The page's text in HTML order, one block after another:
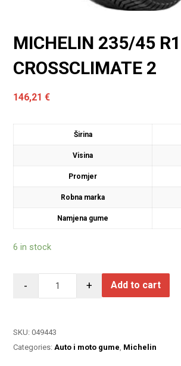
MICHELIN 235/45
CROSSCLIMATE 2
146,21€
Širina
Visina
Promjer
Robna marka
Namjena gume
6 in stock
- + Add to cart
SKU:049443
Categories:Auto i moto gume, Michelin